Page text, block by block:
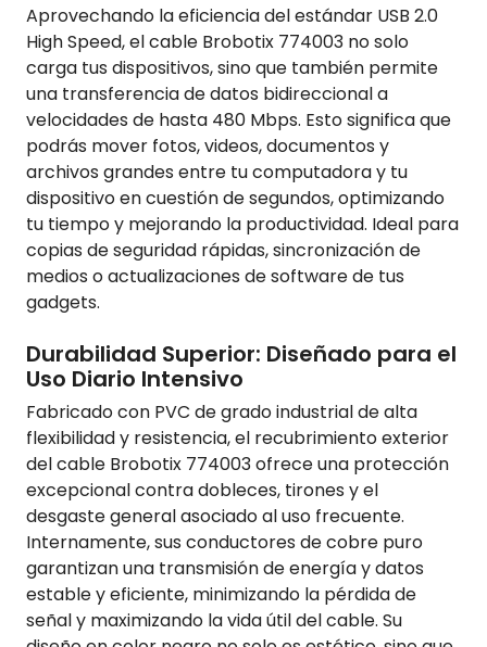
Aprovechando la eficiencia del estándar USB 2.0
High Speed, el cable Brobotix 774003 no solo
carga tus dispositivos, sino que también permite
una transferencia de datos bidireccional a
velocidades de hasta 480 Mbps. Esto significa que
podrás mover fotos, videos, documentos y
archivos grandes entre tu computadora y tu
dispositivo en cuestión de segundos, optimizando
tu tiempo y mejorando la productividad. Ideal para
copias de seguridad rápidas, sincronización de
medios o actualizaciones de software de tus
gadgets.
Durabilidad Superior: Diseñado para el
Uso Diario Intensivo
Fabricado con PVC de grado industrial de alta
flexibilidad y resistencia, el recubrimiento exterior
del cable Brobotix 774003 ofrece una protección
excepcional contra dobleces, tirones y el
desgaste general asociado al uso frecuente.
Internamente, sus conductores de cobre puro
garantizan una transmisión de energía y datos
estable y eficiente, minimizando la pérdida de
señal y maximizando la vida útil del cable. Su